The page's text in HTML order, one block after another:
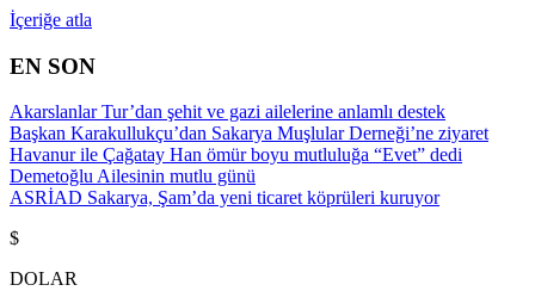
İçeriğe atla
EN SON
Akarslanlar Tur’dan şehit ve gazi ailelerine anlamlı destek
Başkan Karakullukçu’dan Sakarya Muşlular Derneği’ne ziyaret
Havanur ile Çağatay Han ömür boyu mutluluğa “Evet” dedi
Demetoğlu Ailesinin mutlu günü
ASRİAD Sakarya, Şam’da yeni ticaret köprüleri kuruyor
$
DOLAR